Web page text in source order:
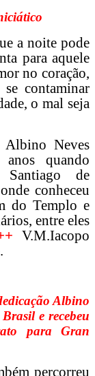
a noite pode
para aquele
no coração,
contaminar
o mal seja
Neves
quando
de
conheceu
do Templo e
entre eles
V.M.Iacopo
.
Albino
e recebeu
para Gran
percorreu